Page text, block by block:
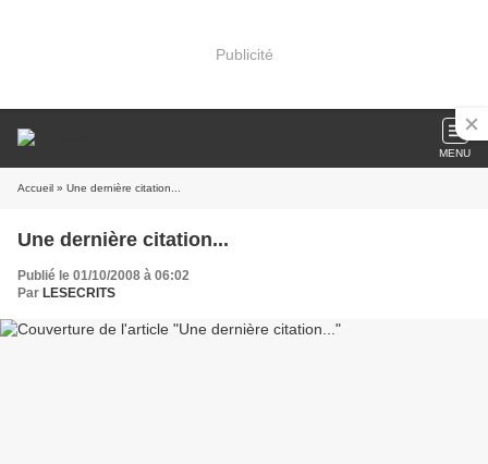
Publicité
MENU
Accueil » Une dernière citation...
Une dernière citation...
Publié le 01/10/2008 à 06:02
Par LESECRITS